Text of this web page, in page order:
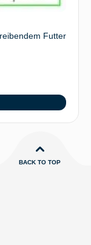
Futter
BACK TO TOP